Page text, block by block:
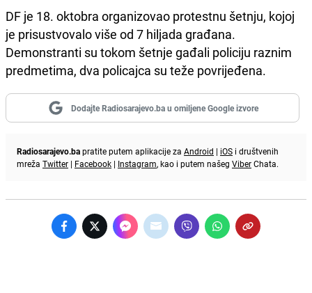
DF je 18. oktobra organizovao protestnu šetnju, kojoj
je prisustvovalo više od 7 hiljada građana.
Demonstranti su tokom šetnje gađali policiju raznim
predmetima, dva policajca su teže povrijeđena.
Dodajte Radiosarajevo.ba u omiljene Google izvore
Radiosarajevo.bapratite putem aplikacije za Android | iOS i društvenih
mreža Twitter | Facebook | Instagram, kao i putem našeg ViberChata.